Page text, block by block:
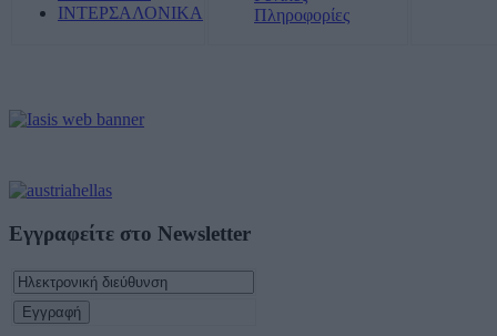
ΙΝΤΕΡΣΑΛΟΝΙΚΑ
Πληροφορίες
Εγγραφείτε στο Newsletter